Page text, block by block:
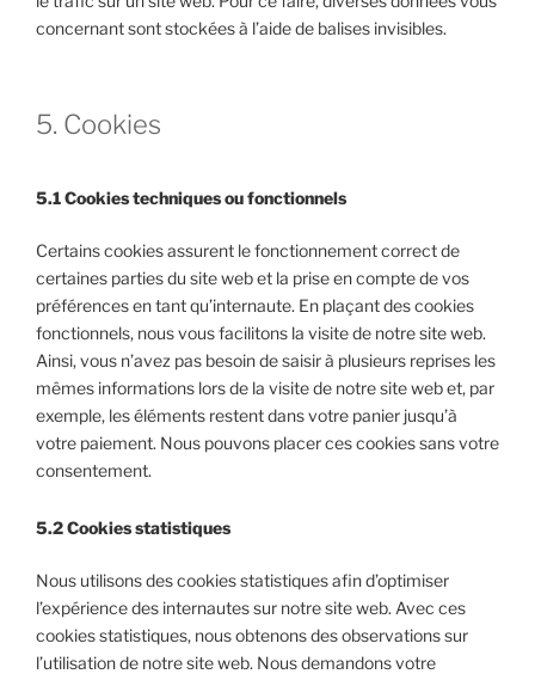
concernant sont stockées à l’aide de balises invisibles.
5. Cookies
5.1 Cookies techniques ou fonctionnels
Certains cookies assurent le fonctionnement correct de
certaines parties du site web et la prise en compte de vos
préférences en tant qu’internaute. En plaçant des cookies
fonctionnels, nous vous facilitons la visite de notre site web.
Ainsi, vous n’avez pas besoin de saisir à plusieurs reprises les
mêmes informations lors de la visite de notre site web et, par
exemple, les éléments restent dans votre panier jusqu’à
votre paiement. Nous pouvons placer ces cookies sans votre
consentement.
5.2 Cookies statistiques
Nous utilisons des cookies statistiques afin d’optimiser
l’expérience des internautes sur notre site web. Avec ces
cookies statistiques, nous obtenons des observations sur
l’utilisation de notre site web. Nous demandons votre